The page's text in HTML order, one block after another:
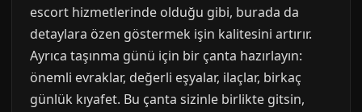
escort hizmetlerinde olduğu gibi, burada da
detaylara özen göstermek işin kalitesini artırır.
Ayrıca taşınma günü için bir çanta hazırlayın:
önemli evraklar, değerli eşyalar, ilaçlar, birkaç
günlük kıyafet. Bu çanta sizinle birlikte gitsin,